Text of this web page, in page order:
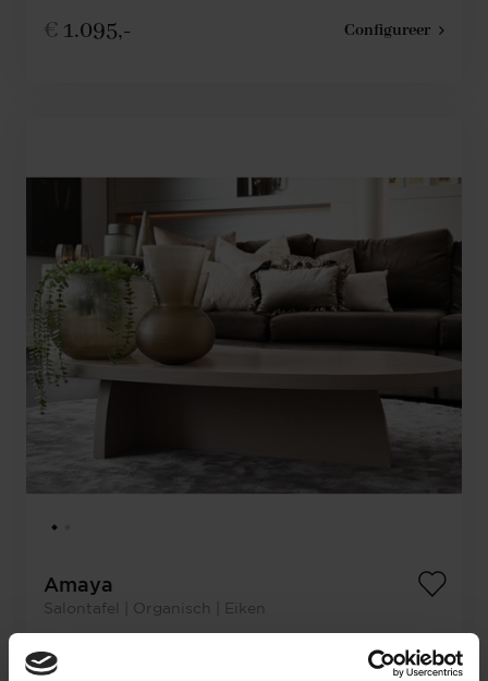
€ 1.095,- Configureer
Amaya
Salontafel | Organisch | Eiken
€ Configureer